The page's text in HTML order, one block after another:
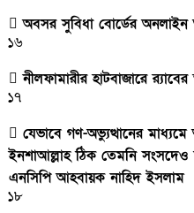
অবসর সুবিধা বোর্ডের অনলাইন
১৬
নীলফামারীর হাটবাজারে
১৭
যেভাবে গণ-অভ্যুত্থানের
ইনশাআল্লাহ ঠিক তেমনি
এনসিপি আহবায়ক নাহিদ ইসলাম
১৮